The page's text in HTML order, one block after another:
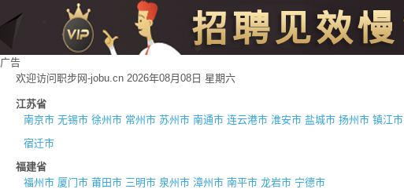
广告
欢迎访问职步网-jobu.cn 2026年08月08日 星期六
江苏省
南京市 无锡市 徐州市 常州市 苏州市 南通市 连云港市 淮安市 盐城市 扬州市 镇江市
宿迁市
福建省
福州市 厦门市 莆田市 三明市 泉州市 漳州市 南平市 龙岩市 宁德市